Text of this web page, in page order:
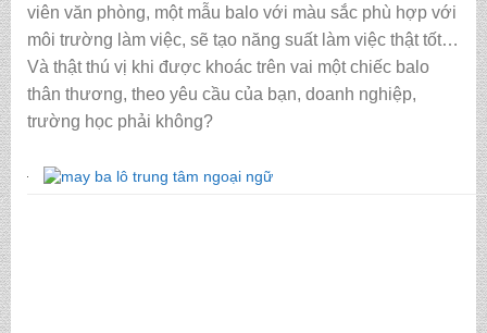
viên văn phòng, một mẫu balo với màu sắc phù hợp với
môi trường làm việc, sẽ tạo năng suất làm việc thật tốt…
Và thật thú vị khi được khoác trên vai một chiếc balo
thân thương, theo yêu cầu của bạn, doanh nghiệp,
trường học phải không?